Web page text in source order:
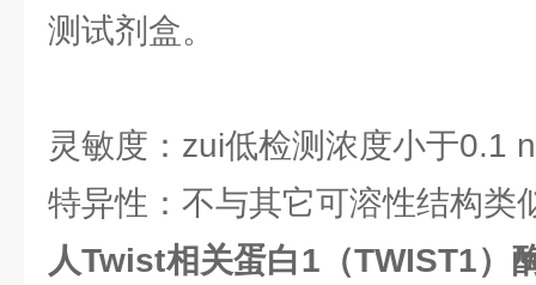
测试剂盒。
灵敏度：zui低检测浓度小于0.1
特异性：不与其它可溶性结构类
人Twist相关蛋白1（TWIST1）